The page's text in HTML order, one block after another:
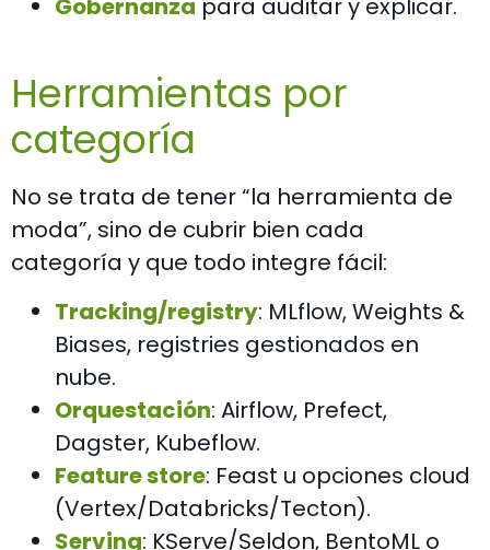
Gobernanza para auditar y explicar.
Herramientas por
categoría
No se trata de tener “la herramienta de
moda”, sino de cubrir bien cada
categoría y que todo integre fácil:
Tracking/registry: MLflow, Weights &
Biases, registries gestionados en
nube.
Orquestación: Airflow, Prefect,
Dagster, Kubeflow.
Feature store: Feast u opciones cloud
(Vertex/Databricks/Tecton).
Serving: KServe/Seldon, BentoML o